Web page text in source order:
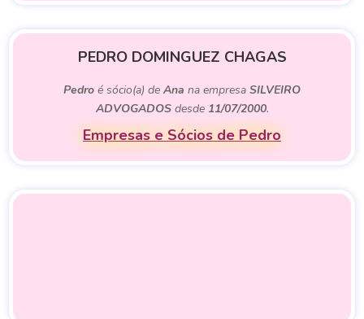
PEDRO DOMINGUEZ CHAGAS
Pedro é sócio(a) de Ana na empresa SILVEIRO
ADVOGADOSdesde 11/07/2000.
Empresas e Sócios de Pedro